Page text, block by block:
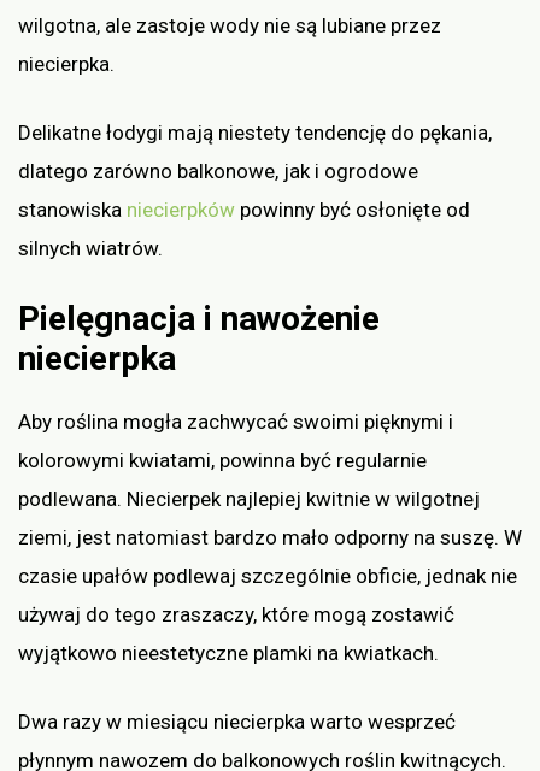
wilgotna, ale zastoje wody nie są lubiane przez
niecierpka.
Delikatne łodygi mają niestety tendencję do pękania,
dlatego zarówno balkonowe, jak i ogrodowe
stanowiska niecierpków powinny być osłonięte od
silnych wiatrów.
Pielęgnacja i nawożenie
niecierpka
Aby roślina mogła zachwycać swoimi pięknymi i
kolorowymi kwiatami, powinna być regularnie
podlewana. Niecierpek najlepiej kwitnie w wilgotnej
ziemi, jest natomiast bardzo mało odporny na suszę. W
czasie upałów podlewaj szczególnie obficie, jednak nie
używaj do tego zraszaczy, które mogą zostawić
wyjątkowo nieestetyczne plamki na kwiatkach.
Dwa razy w miesiącu niecierpka warto wesprzeć
płynnym nawozem do balkonowych roślin kwitnących.